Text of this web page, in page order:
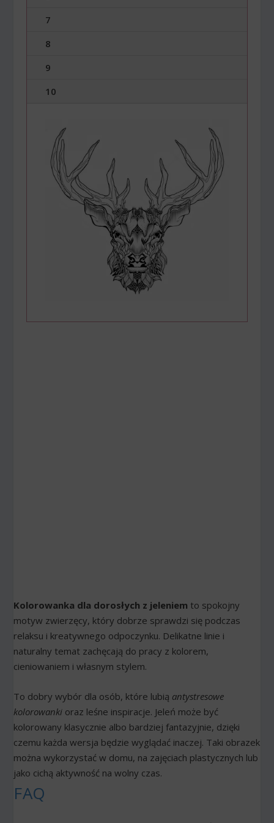
7
8
9
10
Kolorowanka dla dorosłych z jeleniem to spokojny
motyw zwierzęcy, który dobrze sprawdzi się podczas
relaksu i kreatywnego odpoczynku. Delikatne linie i
naturalny temat zachęcają do pracy z kolorem,
cieniowaniem i własnym stylem.
To dobry wybór dla osób, które lubią antystresowe
kolorowanki oraz leśne inspiracje. Jeleń może być
kolorowany klasycznie albo bardziej fantazyjnie, dzięki
czemu każda wersja będzie wyglądać inaczej. Taki obrazek
można wykorzystać w domu, na zajęciach plastycznych lub
jako cichą aktywność na wolny czas.
FAQ